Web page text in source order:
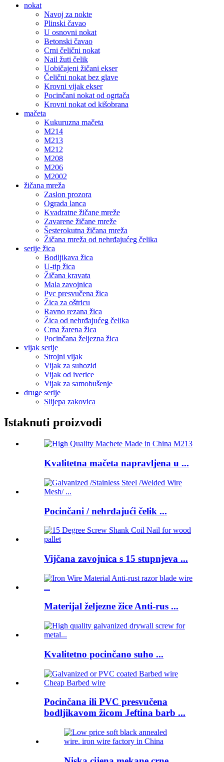
nokat
Navoj za nokte
Plinski čavao
U osnovni nokat
Betonski čavao
Crni čelični nokat
Nail žuti čelik
Uobičajeni žičani ekser
Čelični nokat bez glave
Krovni vijak ekser
Pocinčani nokat od ogrtača
Krovni nokat od kišobrana
mačeta
Kukuruzna mačeta
M214
M213
M212
M208
M206
M2002
žičana mreža
Zaslon prozora
Ograda lanca
Kvadratne žičane mreže
Zavarene žičane mreže
Šesterokutna žičana mreža
Žičana mreža od nehrđajućeg čelika
serije žica
Bodljikava žica
U-tip žica
Žičana kravata
Mala zavojnica
Pvc presvučena žica
Žica za oštricu
Ravno rezana žica
Žica od nehrđajućeg čelika
Crna žarena žica
Pocinčana željezna žica
vijak serije
Strojni vijak
Vijak za suhozid
Vijak od iverice
Vijak za samobušenje
druge serije
Slijepa zakovica
Istaknuti proizvodi
Kvalitetna mačeta napravljena u ...
Pocinčani / nehrđajući čelik ...
Vijčana zavojnica s 15 stupnjeva ...
Materijal željezne žice Anti-rus ...
Kvalitetno pocinčano suho ...
Pocinčana ili PVC presvučena
bodljikavom žicom Jeftina barb ...